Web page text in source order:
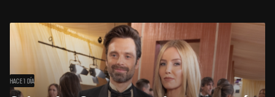
HACE 1 DÍA